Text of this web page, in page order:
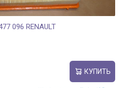
096 RENAULT
КУПИТЬ